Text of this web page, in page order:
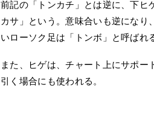
前記の「トンカチ」とは逆に、下ヒ
カサ」という。意味合いも逆になり
いローソク足は「トンボ」と呼ばれ
また、ヒゲは、チャート上にサポ
引く場合にも使われる。